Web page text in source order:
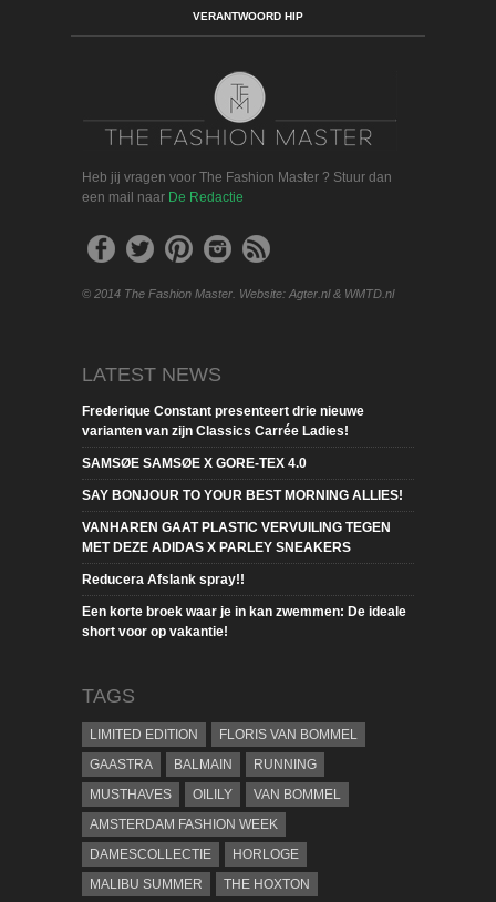
VERANTWOORD HIP
Heb jij vragen voor The Fashion Master ? Stuur dan
een mail naar De Redactie
© 2014 The Fashion Master. Website: Agter.nl & WMTD.nl
LATEST NEWS
Frederique Constant presenteert drie nieuwe
varianten van zijn Classics Carrée Ladies!
SAMSØE SAMSØE X GORE-TEX 4.0
SAY BONJOUR TO YOUR BEST MORNING ALLIES!
VANHAREN GAAT PLASTIC VERVUILING TEGEN
MET DEZE ADIDAS X PARLEY SNEAKERS
Reducera Afslank spray!!
Een korte broek waar je in kan zwemmen: De ideale
short voor op vakantie!
TAGS
LIMITED EDITION
FLORIS VAN BOMMEL
GAASTRA
BALMAIN
RUNNING
MUSTHAVES
OILILY
VAN BOMMEL
AMSTERDAM FASHION WEEK
DAMESCOLLECTIE
HORLOGE
MALIBU SUMMER
THE HOXTON